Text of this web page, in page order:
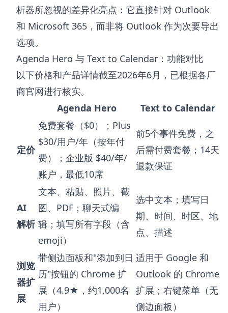
析器所忽视的差异化亮点：它直接针对 Outlook
和 Microsoft 365，而非将 Outlook 作为次要导出
选项。
Agenda Hero 与 Text to Calendar：功能对比
以下价格和产品详情截至2026年6月，已根据各厂
商官网进行核实。
Agenda Hero
Text to Calendar
定价
免费套餐（$0）；Plus
$30/用户/年（按年付
费）；企业版 $40/年/
账户，最低10席
前5个事件免费，之
后需付费套餐；14天
退款保证
AI
解析
文本、粘贴、照片、截
图、PDF；聊天式编
辑；填写所有字段（含
emoji）
选中文本；填写日
期、时间、时区、地
点、描述
浏览
器扩
展
带侧边面板和"添加到日
历"按钮的 Chrome 扩
展（4.9★，约1,000名
用户）
适用于 Google 和
Outlook 的 Chrome
扩展；右键菜单（无
侧边面板）